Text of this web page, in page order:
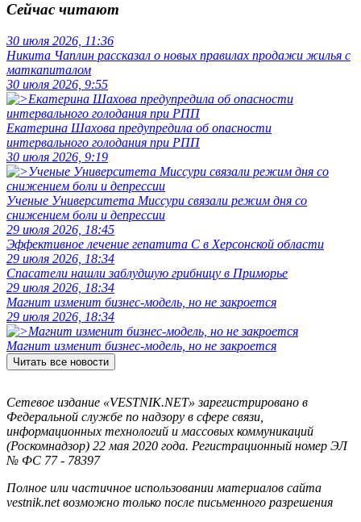
Сейчас читают
30 июля 2026, 11:36
Никита Чаплин рассказал о новых правилах продажи жилья с
маткапиталом
30 июля 2026, 9:55
Екатерина Шахова предупредила об опасности
интервального голодания при РПП
30 июля 2026, 9:19
Ученые Университета Миссури связали режим дня со
снижением боли и депрессии
29 июля 2026, 18:45
Эффективное лечение гепатита C в Херсонской области
29 июля 2026, 18:34
Спасатели нашли заблудшую грибницу в Приморье
29 июля 2026, 18:34
Магнит изменит бизнес-модель, но не закроется
29 июля 2026, 18:34
Магнит изменит бизнес-модель, но не закроется
Читать все новости
Сетевое издание «VESTNIK.NET» зарегистрировано в
Федеральной службе по надзору в сфере связи,
информационных технологий и массовых коммуникаций
(Роскомнадзор) 22 мая 2020 года. Регистрационный номер ЭЛ
№ ФС 77 - 78397
Полное или частичное использовании материалов сайта
vestnik.net возможно только после письменного разрешения